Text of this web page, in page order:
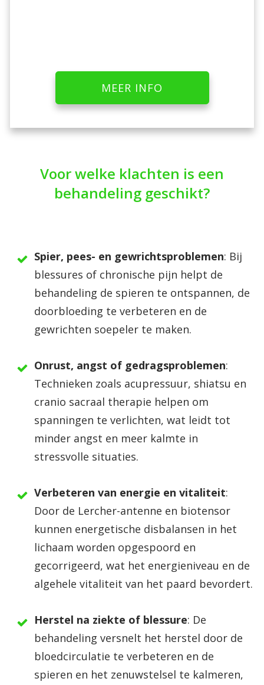
MEER INFO
Voor welke klachten is een
behandeling geschikt?
Spier, pees- en gewrichtsproblemen: Bij
blessures of chronische pijn helpt de
behandeling de spieren te ontspannen, de
doorbloeding te verbeteren en de
gewrichten soepeler te maken.
Onrust, angst of gedragsproblemen:
Technieken zoals acupressuur, shiatsu en
cranio sacraal therapie helpen om
spanningen te verlichten, wat leidt tot
minder angst en meer kalmte in
stressvolle situaties.
Verbeteren van energie en vitaliteit:
Door de Lercher-antenne en biotensor
kunnen energetische disbalansen in het
lichaam worden opgespoord en
gecorrigeerd, wat het energieniveau en de
algehele vitaliteit van het paard bevordert.
Herstel na ziekte of blessure: De
behandeling versnelt het herstel door de
bloedcirculatie te verbeteren en de
spieren en het zenuwstelsel te kalmeren,